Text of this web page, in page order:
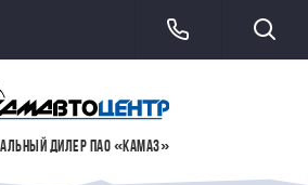
ДИЛЕР ПАО «КАМАЗ»